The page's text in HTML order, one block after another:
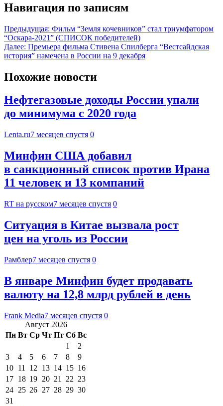
Навигация по записям
Предыдущая: Фильм “Земля кочевников” стал триумфатором
“Оскара-2021” (СПИСОК победителей)
Далее: Премьера фильма Стивена Спилберга “‎Вестсайдская
история” намечена в России на 9 декабря
Похожие новости
Нефтегазовые доходы России упали
до минимума с 2020 года
Lenta.ru7 месяцев спустя 0
Минфин США добавил
в санкционный список против Ирана
11 человек и 13 компаний
RT на русском7 месяцев спустя 0
Ситуация в Китае вызвала рост
цен на уголь из России
Рамблер7 месяцев спустя 0
В январе Минфин будет продавать
валюту на 12,8 млрд рублей в день
Frank Media7 месяцев спустя 0
Август 2026
Пн Вт Ср Чт Пт Сб Вс
1
2
3
4 5 6 7 8
9
10 11 12 13 14 15 16
17 18 19 20 21 22 23
24 25 26 27 28 29 30
31